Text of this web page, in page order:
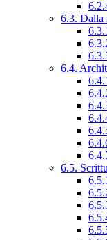
6.3. Dalla
6.4.
6.5.